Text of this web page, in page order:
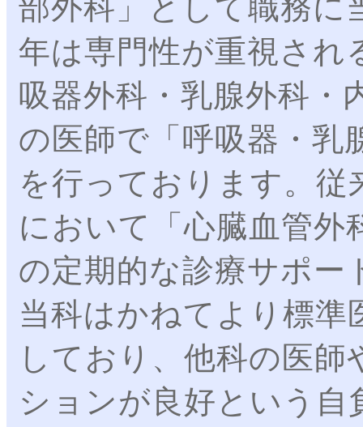
部外科」として職務に
年は専門性が重視され
吸器外科・乳腺外科・
の医師で「呼吸器・乳
を行っております。従
において「心臓血管外
の定期的な診療サポー
当科はかねてより標準
しており、他科の医
ションが良好という